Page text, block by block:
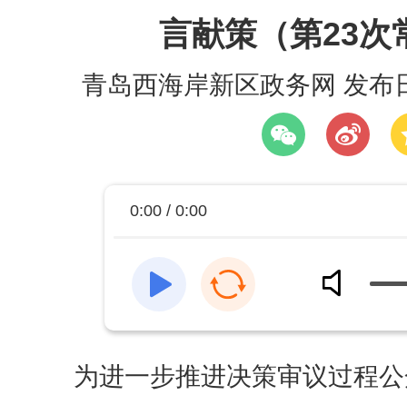
言献策（第23次
青岛西海岸新区政务网 发布
0:00 / 0:00
为进⼀步推进决策审议过程